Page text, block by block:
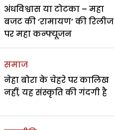
अंधविश्वास या टोटका – महा
बजट की ‘रामायण’ की रिलीज
पर महा कन्फ्यूजन
समाज
नेहा बोरा के चेहरे पर कालिख
नहीं, यह संस्कृति की गंदगी है